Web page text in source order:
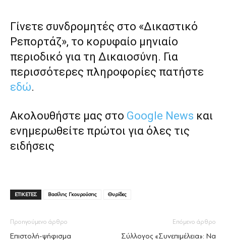
Γίνετε συνδρομητές στο «Δικαστικό
Ρεπορτάζ», το κορυφαίο μηνιαίο
περιοδικό για τη Δικαιοσύνη. Για
περισσότερες πληροφορίες πατήστε
εδώ.
Ακολουθήστε μας στο Google News και
ενημερωθείτε πρώτοι για όλες τις
ειδήσεις
ΕΤΙΚΕΤΕΣ Βασίλης Γκουρούσης Θυρίδες
Προηγούμενο άρθρο
Επιστολή-ψήφισμα
Επόμενο άρθρο
Σύλλογος «Συνεπιμέλεια»: Να